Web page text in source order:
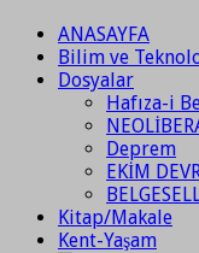
ANASAYFA
Bilim ve
Dosyalar
Hafıza-i
Deprem
EKİM
Kitap/Makale
Kent-Yaşam